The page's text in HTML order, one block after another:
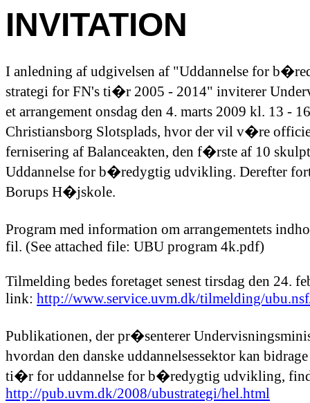
INVITATION
I anledning af udgivelsen af "Uddannelse for
strategi for FN's ti�r 2005 - 2014" inviterer
et arrangement onsdag den 4. marts 2009 kl. 13 -
Christiansborg Slotsplads, hvor der vil v�re
fernisering af Balanceakten, den f�rste af 10
Uddannelse for b�redygtig udvikling. Derefter
Borups H�jskole.
Program med information om arrangementets
fil. (See attached file: UBU program 4k.pdf)
Tilmelding bedes foretaget senest tirsdag den 24.
link: http://www.service.uvm.dk/tilmelding/
Publikationen, der pr�senterer
hvordan den danske uddannelsessektor kan
ti�r for uddannelse for b�redygtig udvikling,
http://pub.uvm.dk/2008/ubustrategi/hel.html